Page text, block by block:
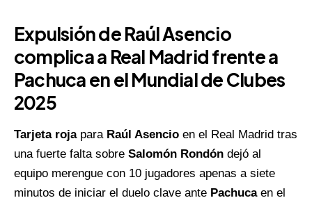
Expulsión de Raúl Asencio
complica a Real Madrid frente a
Pachuca en el Mundial de Clubes
2025
Tarjeta rojapara Raúl Asencio en el Real Madrid tras
una fuerte falta sobre Salomón Rondón dejó al
equipo merengue con 10 jugadores apenas a siete
minutos de iniciar el duelo clave ante Pachucaen el